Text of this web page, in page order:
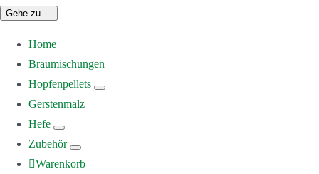
Gehe zu ...
Home
Braumischungen
Hopfenpellets
Gerstenmalz
Hefe
Zubehör
Warenkorb